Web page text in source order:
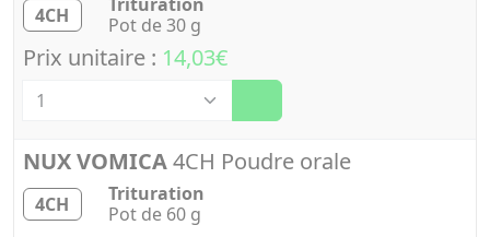
4CH
Pot de 30 g
Prix unitaire : 14,03€
NUX VOMICA4CH Poudre orale
4CH
Trituration
Pot de 60 g